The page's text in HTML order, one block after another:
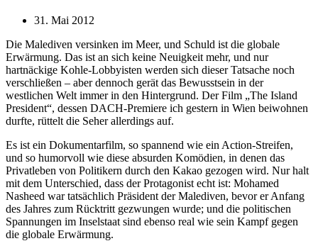
31. Mai 2012
Die Malediven versinken im Meer, und Schuld ist die globale
Erwärmung. Das ist an sich keine Neuigkeit mehr, und nur
hartnäckige Kohle-Lobbyisten werden sich dieser Tatsache noch
verschließen – aber dennoch gerät das Bewusstsein in der
westlichen Welt immer in den Hintergrund. Der Film „The Island
President“, dessen DACH-Premiere ich gestern in Wien beiwohnen
durfte, rüttelt die Seher allerdings auf.
Es ist ein Dokumentarfilm, so spannend wie ein Action-Streifen,
und so humorvoll wie diese absurden Komödien, in denen das
Privatleben von Politikern durch den Kakao gezogen wird. Nur halt
mit dem Unterschied, dass der Protagonist echt ist: Mohamed
Nasheed war tatsächlich Präsident der Malediven, bevor er Anfang
des Jahres zum Rücktritt gezwungen wurde; und die politischen
Spannungen im Inselstaat sind ebenso real wie sein Kampf gegen
die globale Erwärmung.